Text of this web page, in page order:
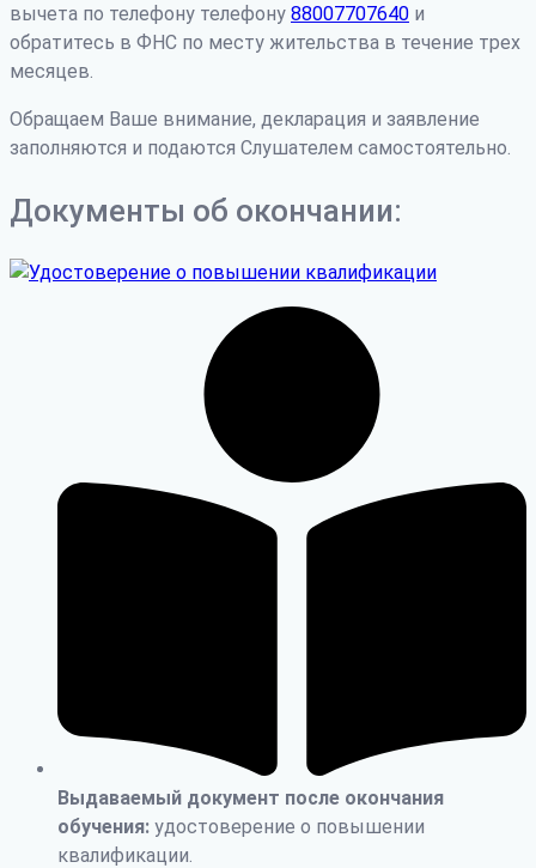
вычета по телефону телефону 88007707640 и
обратитесь в ФНС по месту жительства в течение трех
месяцев.
Обращаем Ваше внимание, декларация и заявление
заполняются и подаются Слушателем самостоятельно.
Документы об окончании:
Выдаваемый документ после окончания
обучения: удостоверение о повышении
квалификации.